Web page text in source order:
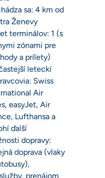
sa: 4 km od
Ženevy
terminálov: 1 (s
zónami pre
a prílety)
leteckí
Swiss
Air
easyJet, Air
Lufthansa a
ďalší
dopravy:
doprava (vlaky
prenájom